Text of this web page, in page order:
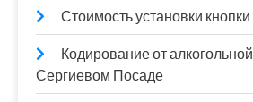
Стоимость установки кнопки
Кодирование от
Сергиевом Посаде